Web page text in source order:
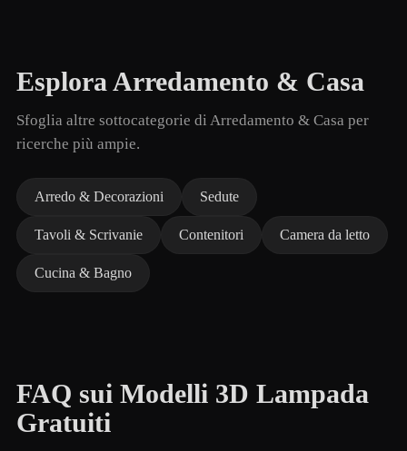
Esplora Arredamento & Casa
Sfoglia altre sottocategorie di Arredamento & Casa per
ricerche più ampie.
Arredo & Decorazioni Sedute
Tavoli & Scrivanie Contenitori Camera da letto
Cucina & Bagno
FAQ sui Modelli 3D Lampada
Gratuiti